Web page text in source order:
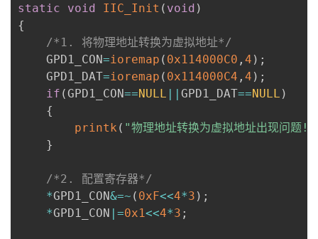
static
void IIC_Init ( void )
{
/*1. 将物理地址转换为虚拟地址*/
	GPD1_CON
=ioremap ( 0x114000C0 , 4 ) ;
	GPD1_DAT
=ioremap ( 0x114000C4 , 4 ) ;
if (GPD1_CON==NULL || GPD1_DAT==NULL )
{
printk ( "物理地址转换为虚拟地址出现问题
}
/*2. 配置寄存器*/
*GPD1_CON&=~ ( 0xF<<4*3 ) ;
*GPD1_CON |=0x1<<4*3 ;